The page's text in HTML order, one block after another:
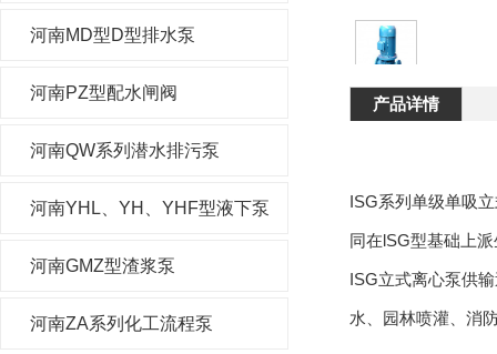
河南MD型D型排水泵
河南PZ型配水闸阀
河南QW系列潜水排污泵
河南YHL、YH、YHF型液下泵
河南GMZ型渣浆泵
河南ZA系列化工流程泵
产品详情
ISG系列单级单吸
同在lSG型基础上
ISG立式离心泵供
水、园林喷灌、消